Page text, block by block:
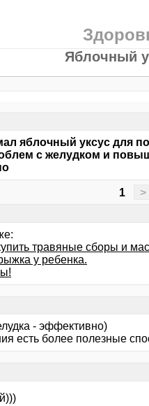
Яблочный
яблочный уксус для
с желудком и
1 >
травяные сборы и
у ребенка.
- эффективно)
есть более полезные